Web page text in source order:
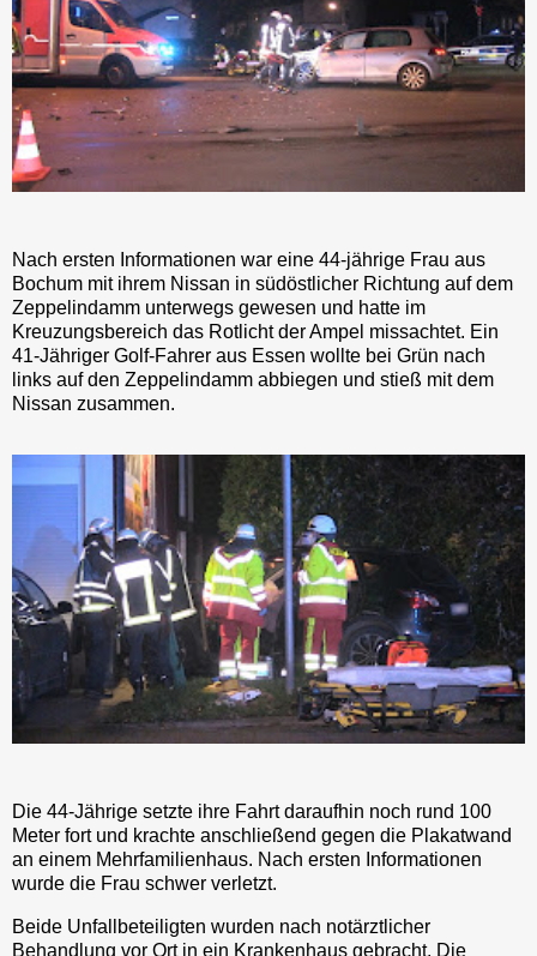
Nach ersten Informationen war eine 44-jährige Frau aus
Bochum mit ihrem Nissan in südöstlicher Richtung auf dem
Zeppelindamm unterwegs gewesen und hatte im
Kreuzungsbereich das Rotlicht der Ampel missachtet. Ein
41-Jähriger Golf-Fahrer aus Essen wollte bei Grün nach
links auf den Zeppelindamm abbiegen und stieß mit dem
Nissan zusammen.
Die 44-Jährige setzte ihre Fahrt daraufhin noch rund 100
Meter fort und krachte anschließend gegen die Plakatwand
an einem Mehrfamilienhaus. Nach ersten Informationen
wurde die Frau schwer verletzt.
Beide Unfallbeteiligten wurden nach notärztlicher
Behandlung vor Ort in ein Krankenhaus gebracht. Die